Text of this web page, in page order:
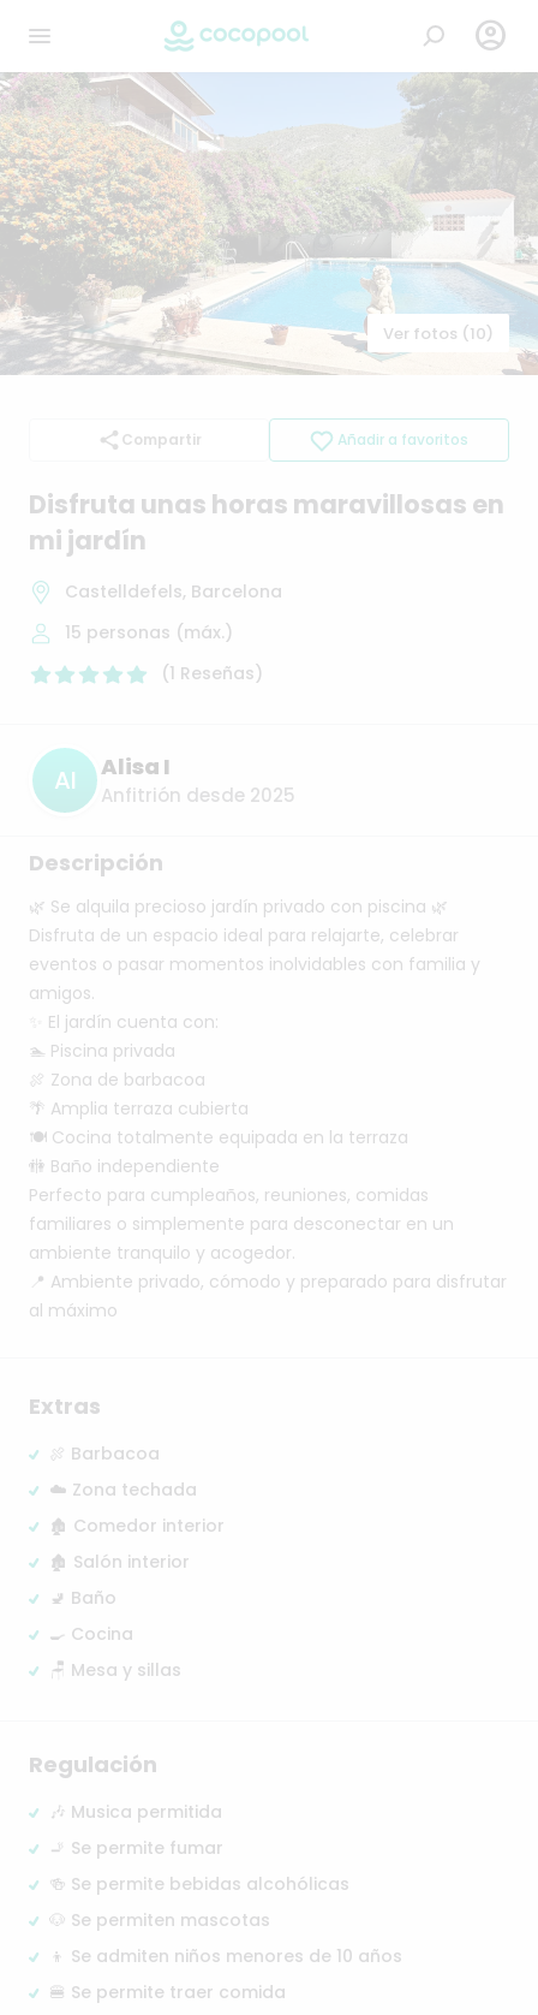

Ver fotos (10)
Compartir Añadir a favoritos
Disfruta unas horas maravillosas en
mi jardín
Castelldefels, Barcelona
15 personas (máx.)
(1 Reseñas)
AI Alisa I
Anfitrión desde 2025
Descripción
🌿 Se alquila precioso jardín privado con piscina 🌿
Disfruta de un espacio ideal para relajarte, celebrar
eventos o pasar momentos inolvidables con familia y
amigos.
El jardín cuenta con:
🏊 Piscina privada
🍖 Zona de barbacoa
🌴 Amplia terraza cubierta
🍽 Cocina totalmente equipada en la terraza
🚻 Baño independiente
Perfecto para cumpleaños, reuniones, comidas
familiares o simplemente para desconectar en un
ambiente tranquilo y acogedor.
📍 Ambiente privado, cómodo y preparado para disfrutar
al máximo
Extras
🍖 Barbacoa
☁️ Zona techada
🏚️ Comedor interior
🏚️ Salón interior
🚽 Baño
🍳 Cocina
🪑 Mesa y sillas
Regulación
🎶 Musica permitida
🚬 Se permite fumar
🍻 Se permite bebidas alcohólicas
🐶 Se permiten mascotas
👦 Se admiten niños menores de 10 años
🍔 Se permite traer comida